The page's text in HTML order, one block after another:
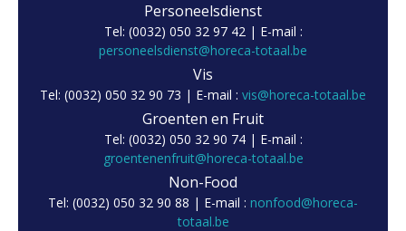
Personeelsdienst
Tel: (0032) 050 32 97 42 | E-mail :
personeelsdienst@horeca-totaal.be
Vis
Tel: (0032) 050 32 90 73 | E-mail : vis@horeca-totaal.be
Groenten en Fruit
Tel: (0032) 050 32 90 74 | E-mail :
groentenenfruit@horeca-totaal.be
Non-Food
Tel: (0032) 050 32 90 88 | E-mail : nonfood@horeca-
totaal.be